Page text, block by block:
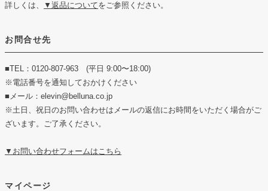
詳しくは、
▼返品についてをご参照ください。
お問合せ先
■TEL：0120-807-963 (平日 9:00〜18:00)
※電話番号を通知しておかけください
■メール：elevin@belluna.co.jp
※土日、祝日のお問い合わせはメールの返信にお時間をいただく場合がご
ざいます。ご了承ください。
▼お問い合わせフォームはこちら
マイページ